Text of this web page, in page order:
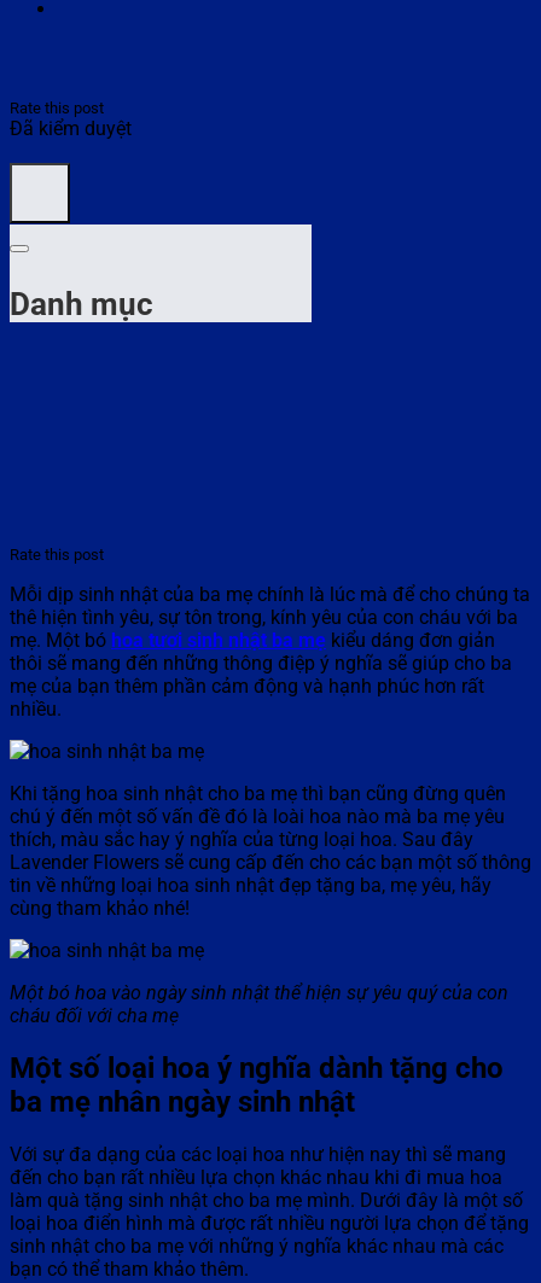
Rate this post
Đã kiểm duyệt
Danh mục
Rate this post
Mỗi dịp sinh nhật của ba mẹ chính là lúc mà để cho chúng ta
thê hiện tình yêu, sự tôn trong, kính yêu của con cháu với ba
mẹ. Một bó hoa tươi sinh nhật ba mẹ kiểu dáng đơn giản
thôi sẽ mang đến những thông điệp ý nghĩa sẽ giúp cho ba
mẹ của bạn thêm phần cảm động và hạnh phúc hơn rất
nhiều.
Khi tặng hoa sinh nhật cho ba mẹ thì bạn cũng đừng quên
chú ý đến một số vấn đề đó là loài hoa nào mà ba mẹ yêu
thích, màu sắc hay ý nghĩa của từng loại hoa. Sau đây
Lavender Flowers sẽ cung cấp đến cho các bạn một số thông
tin về những loại hoa sinh nhật đẹp tặng ba, mẹ yêu, hãy
cùng tham khảo nhé!
Một bó hoa vào ngày sinh nhật thể hiện sự yêu quý của con
cháu đối với cha mẹ
Một số loại hoa ý nghĩa dành tặng cho
ba mẹ nhân ngày sinh nhật
Với sự đa dạng của các loại hoa như hiện nay thì sẽ mang
đến cho bạn rất nhiều lựa chọn khác nhau khi đi mua hoa
làm quà tặng sinh nhật cho ba mẹ mình. Dưới đây là một số
loại hoa điển hình mà được rất nhiều người lựa chọn để tặng
sinh nhật cho ba mẹ với những ý nghĩa khác nhau mà các
bạn có thể tham khảo thêm.